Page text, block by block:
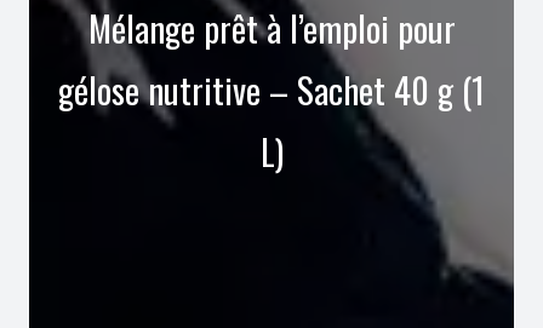
Mélange prêt à l’emploi pour
gélose nutritive – Sachet 40 g (1
L)